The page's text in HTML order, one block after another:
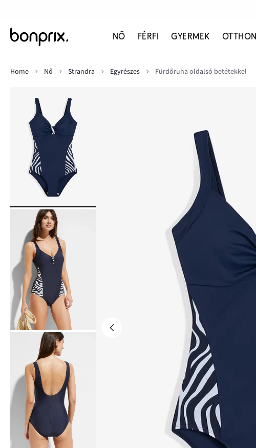
NŐ FÉRFI GYERMEK OTTHON
Home
Nő Strandra Egyrészes Fürdőruha oldalsó betétekkel